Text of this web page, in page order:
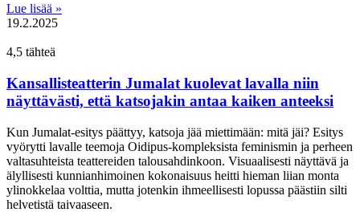
Lue lisää »
19.2.2025
4,5 tähteä
Kansallisteatterin Jumalat kuolevat lavalla niin
näyttävästi, että katsojakin antaa kaiken anteeksi
Kun Jumalat-esitys päättyy, katsoja jää miettimään: mitä jäi? Esitys
vyörytti lavalle teemoja Oidipus-kompleksista feminismin ja perheen
valtasuhteista teattereiden talousahdinkoon. Visuaalisesti näyttävä ja
älyllisesti kunnianhimoinen kokonaisuus heitti hieman liian monta
ylinokkelaa volttia, mutta jotenkin ihmeellisesti lopussa päästiin silti
helvetistä taivaaseen.